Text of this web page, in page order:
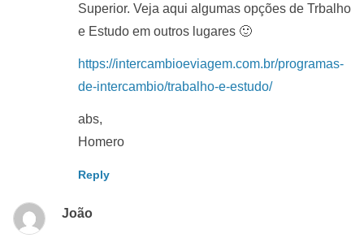
Superior. Veja aqui algumas opções de Trbalho
e Estudo em outros lugares 🙂
https://intercambioeviagem.com.br/programas-
de-intercambio/trabalho-e-estudo/
abs,
Homero
Reply
João